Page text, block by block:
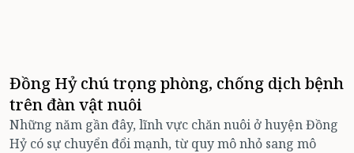
Đồng Hỷ chú trọng phòng, chống dịch bệnh
trên đàn vật nuôi
Những năm gần đây, lĩnh vực chăn nuôi ở huyện Đồng
Hỷ có sự chuyển đổi mạnh, từ quy mô nhỏ sang mô